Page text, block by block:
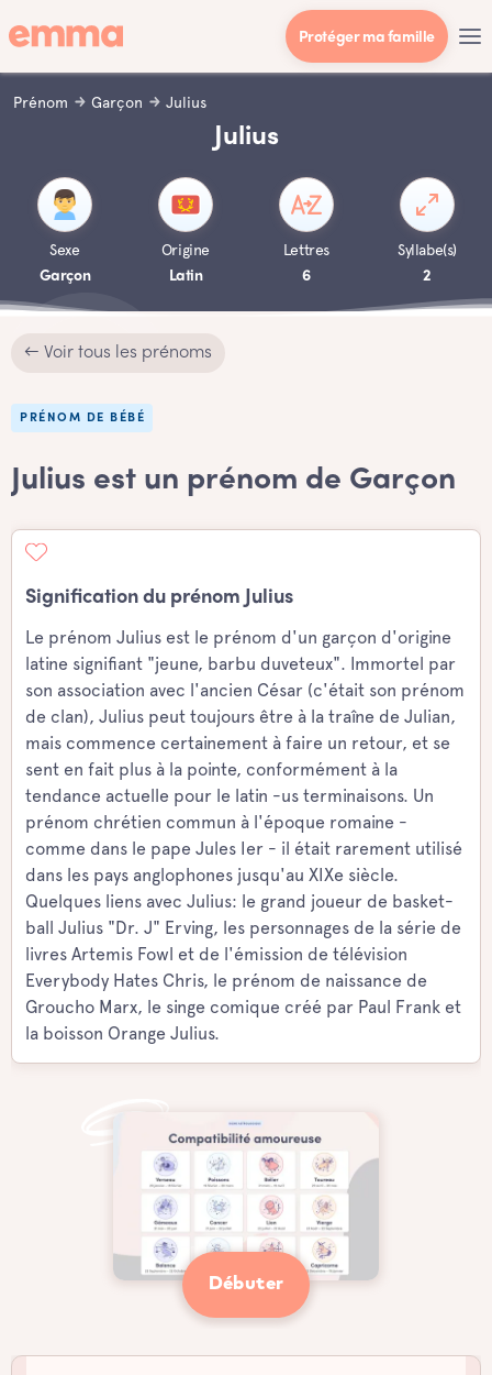
Protéger ma famille
Prénom Garçon Julius
Julius
Sexe
Garçon
Origine
Latin
Lettres
6
Syllabe(s)
2
← Voir tous les prénoms
PRÉNOM DE BÉBÉ
Julius est un prénom de Garçon
Signification du prénom Julius
Le prénom Julius est le prénom d'un garçon d'origine
latine signifiant "jeune, barbu duveteux". Immortel par
son association avec l'ancien César (c'était son prénom
de clan), Julius peut toujours être à la traîne de Julian,
mais commence certainement à faire un retour, et se
sent en fait plus à la pointe, conformément à la
tendance actuelle pour le latin -us terminaisons. Un
prénom chrétien commun à l'époque romaine -
comme dans le pape Jules Ier - il était rarement utilisé
dans les pays anglophones jusqu'au XIXe siècle.
Quelques liens avec Julius: le grand joueur de basket-
ball Julius "Dr. J" Erving, les personnages de la série de
livres Artemis Fowl et de l'émission de télévision
Everybody Hates Chris, le prénom de naissance de
Groucho Marx, le singe comique créé par Paul Frank et
la boisson Orange Julius.
Débuter